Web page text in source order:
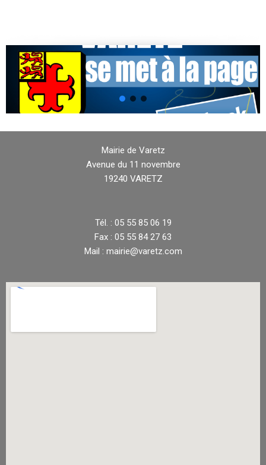
Mairie de Varetz
Avenue du 11 novembre
19240 VARETZ
Tél. : 05 55 85 06 19
Fax : 05 55 84 27 63
Mail : mairie@varetz.com